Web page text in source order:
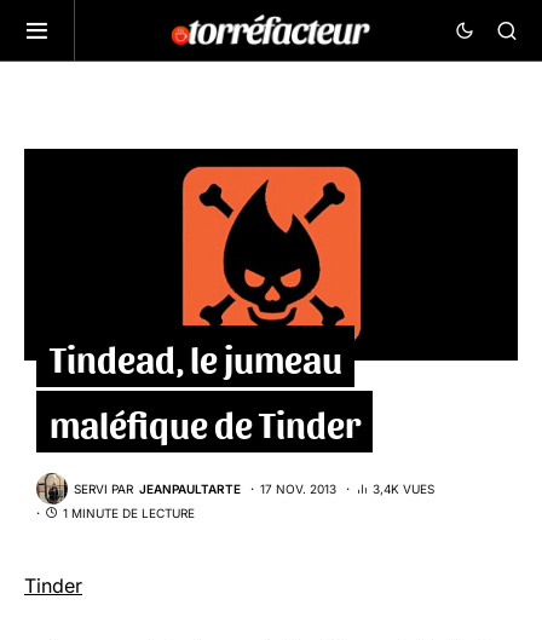
Tindead, le jumeau
maléfique de Tinder
SERVI PAR JEANPAULTARTE 17 NOV. 2013
3,4K VUES
1 MINUTE DE LECTURE
Tinder